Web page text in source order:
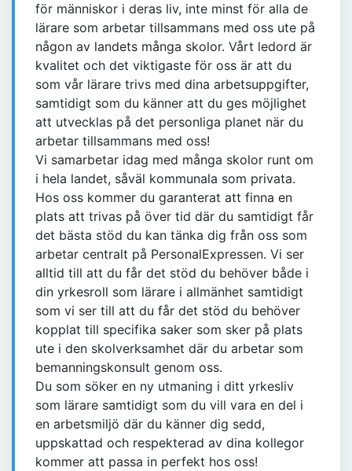
för människor i deras liv, inte minst för alla de
lärare som arbetar tillsammans med oss ute på
någon av landets många skolor. Vårt ledord är
kvalitet och det viktigaste för oss är att du
som vår lärare trivs med dina arbetsuppgifter,
samtidigt som du känner att du ges möjlighet
att utvecklas på det personliga planet när du
arbetar tillsammans med oss!
Vi samarbetar idag med många skolor runt om
i hela landet, såväl kommunala som privata.
Hos oss kommer du garanterat att finna en
plats att trivas på över tid där du samtidigt får
det bästa stöd du kan tänka dig från oss som
arbetar centralt på PersonalExpressen. Vi ser
alltid till att du får det stöd du behöver både i
din yrkesroll som lärare i allmänhet samtidigt
som vi ser till att du får det stöd du behöver
kopplat till specifika saker som sker på plats
ute i den skolverksamhet där du arbetar som
bemanningskonsult genom oss.
Du som söker en ny utmaning i ditt yrkesliv
som lärare samtidigt som du vill vara en del i
en arbetsmiljö där du känner dig sedd,
uppskattad och respekterad av dina kollegor
kommer att passa in perfekt hos oss!